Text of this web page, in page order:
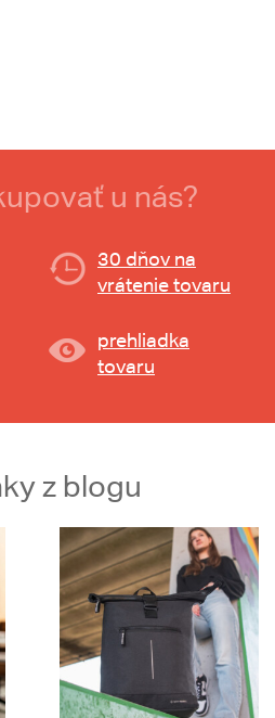
u nás?
30 dňov na
vrátenie tovaru
prehliadka
tovaru
z blogu